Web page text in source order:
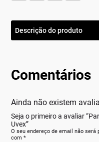
Descrição do produto
Comentários
Ainda não existem
Seja o primeiro a avaliar
Uvex”
O seu endereço de email não será
com*